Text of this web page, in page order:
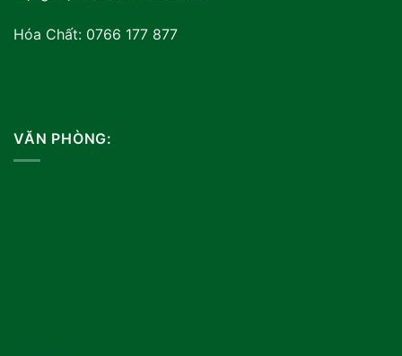
Hóa Chất: 0766 177 877
VĂN PHÒNG: